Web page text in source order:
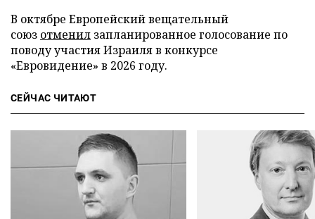
В октябре Европейский вещательный
союз отменил запланированное голосование по
поводу участия Израиля в конкурсе
«Евровидение» в 2026 году.
СЕЙЧАС ЧИТАЮТ